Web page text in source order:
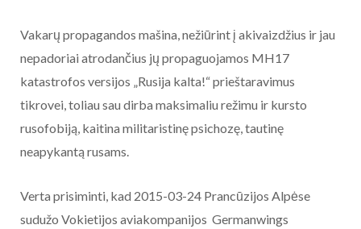
Vakarų propagandos mašina, nežiūrint į akivaizdžius ir jau
nepadoriai atrodančius jų propaguojamos MH17
katastrofos versijos „Rusija kalta!“ prieštaravimus
tikrovei, toliau sau dirba maksimaliu režimu ir kursto
rusofobiją, kaitina militaristinę psichozę, tautinę
neapykantą rusams.
Verta prisiminti, kad 2015-03-24 Prancūzijos Alpėse
sudužo Vokietijos aviakompanijos Germanwings